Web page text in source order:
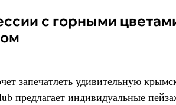
запечатлеть удивительную
предлагает индивидуальные